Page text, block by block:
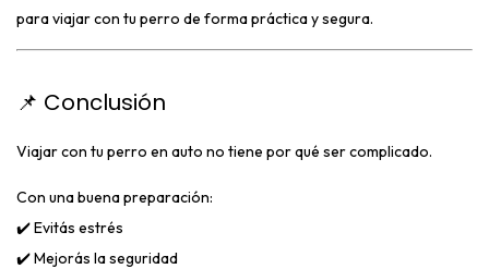
para viajar con tu perro de forma práctica y segura.
📌 Conclusión
Viajar con tu perro en auto no tiene por qué ser complicado.
Con una buena preparación:
✔️ Evitás estrés
✔️ Mejorás la seguridad